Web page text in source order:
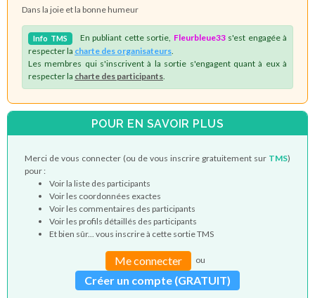
Dans la joie et la bonne humeur
Info TMS En publiant cette sortie, Fleurbleue33s'est engagée à
respecter la charte des organisateurs
Les membres qui s'inscrivent à la sortie s'engagent quant à eux à
respecter la charte des participants
POUR EN SAVOIR PLUS
Merci de vous connecter (ou de vous inscrire gratuitement sur TMS)
pour :
Voir la liste des participants
Voir les coordonnées exactes
Voir les commentaires des participants
Voir les profils détaillés des participants
Et bien sûr... vous inscrire à cette sortie TMS
Me connecter ou
Créer un compte (GRATUIT)